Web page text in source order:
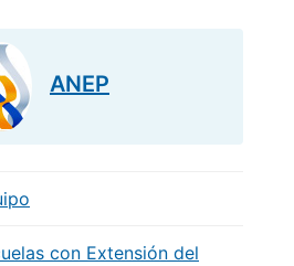
ANEP
con Extensión del